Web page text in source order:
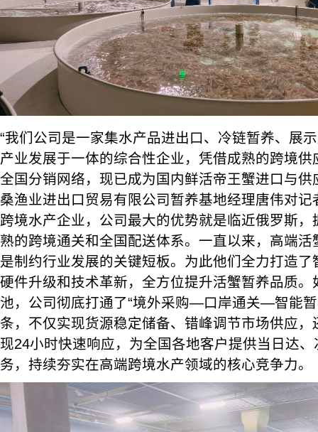
“我们公司是一家集水产品进出口、冷链暂养、展
产业发展于一体的综合性企业，凭借成熟的跨境
全国分销网络，现已成为国内鲜活帝王蟹进口与供
桑渔业进出口贸易有限公司暂养基地经理唐伟对
跨境水产企业，公司最大的优势就是临近俄罗斯
熟的跨境通关和全国配送体系。一直以来，高端
是制约行业发展的关键短板。为此他们全力打造
硬件升级和技术革新，全方位提升活蟹暂养品质。
池，公司彻底打通了“境外采购—口岸通关—智能
条，不仅实现货源稳定储备、错峰调节市场供应
现24小时快速响应，为全国各地客户提供当日达
务，持续夯实在高端跨境水产领域的核心竞争力。